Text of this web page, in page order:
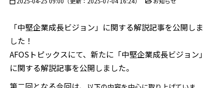
「中堅企業成長ビジョン」に関する解説記事を公開しま
した！
AFOSトピックスにて、新たに「中堅企業成長ビジョン」
に関する解説記事を公開しました。